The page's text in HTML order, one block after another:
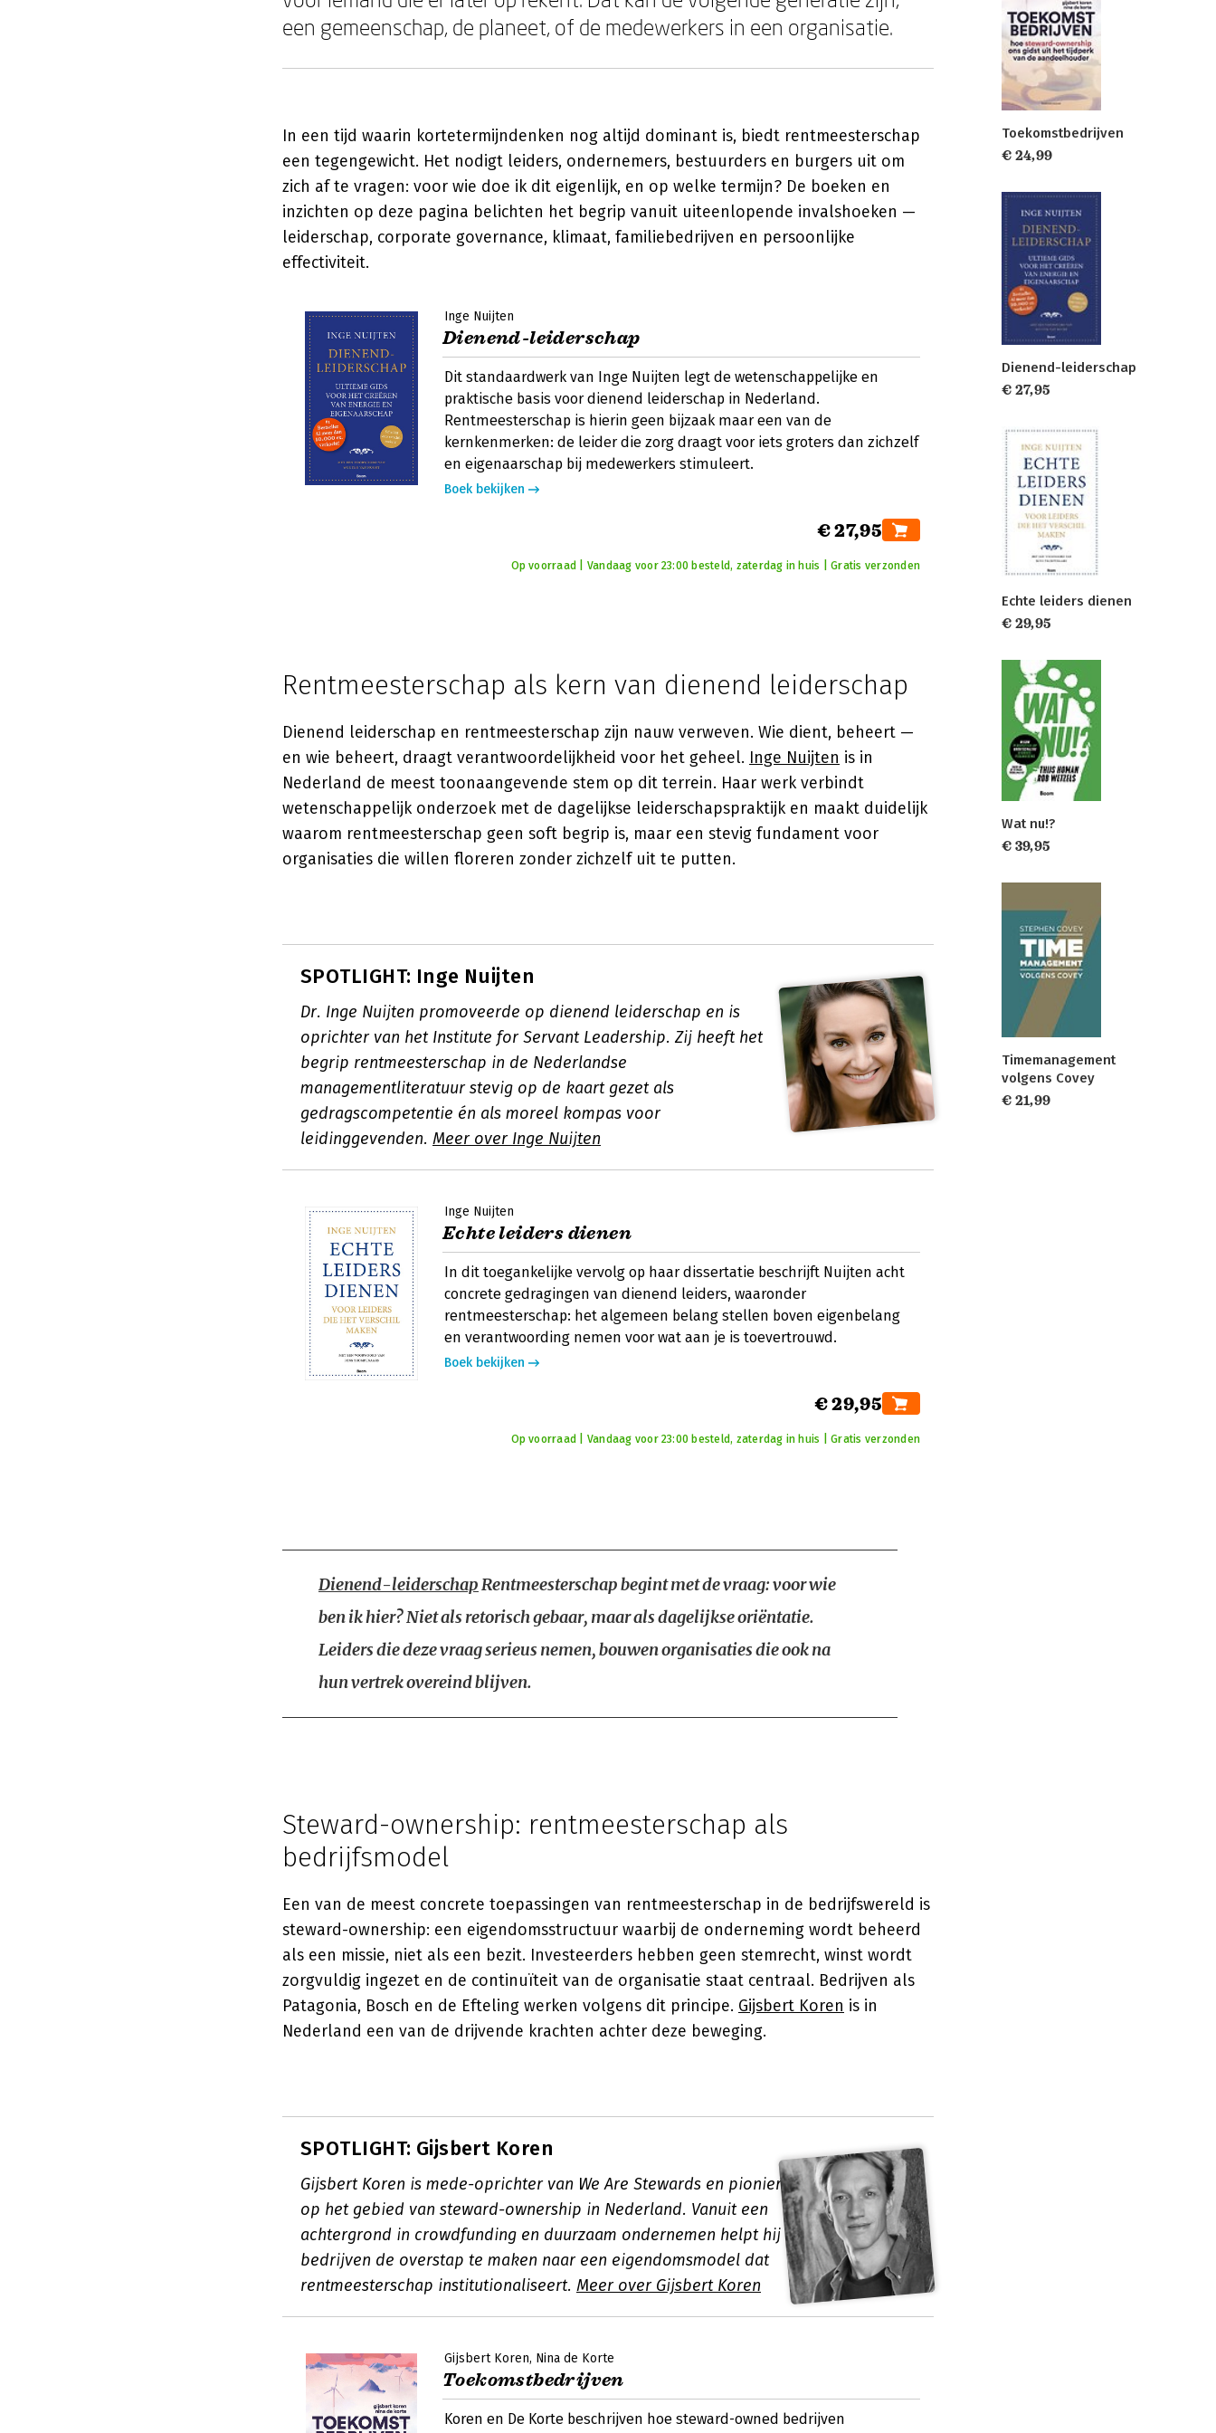
een gemeenschap, de planeet, of de medewerkers in een organisatie.
In een tijd waarin kortetermijndenken nog altijd dominant is, biedt rentmeesterschap
een tegengewicht. Het nodigt leiders, ondernemers, bestuurders en burgers uit om
zich af te vragen: voor wie doe ik dit eigenlijk, en op welke termijn? De boeken en
inzichten op deze pagina belichten het begrip vanuit uiteenlopende invalshoeken —
leiderschap, corporate governance, klimaat, familiebedrijven en persoonlijke
effectiviteit.
Inge Nuijten
Dienend-leiderschap
Dit standaardwerk van Inge Nuijten legt de wetenschappelijke en
praktische basis voor dienend leiderschap in Nederland.
Rentmeesterschap is hierin geen bijzaak maar een van de
kernkenmerken: de leider die zorg draagt voor iets groters dan zichzelf
en eigenaarschap bij medewerkers stimuleert.
Boek bekijken
€ 27,95
Op voorraad | Vandaag voor 23:00 besteld, zaterdag in huis | Gratis verzonden
Rentmeesterschap als kern van dienend leiderschap
Dienend leiderschap en rentmeesterschap zijn nauw verweven. Wie dient, beheert —
en wie beheert, draagt verantwoordelijkheid voor het geheel. Inge Nuijten is in
Nederland de meest toonaangevende stem op dit terrein. Haar werk verbindt
wetenschappelijk onderzoek met de dagelijkse leiderschapspraktijk en maakt duidelijk
waarom rentmeesterschap geen soft begrip is, maar een stevig fundament voor
organisaties die willen floreren zonder zichzelf uit te putten.
SPOTLIGHT: Inge Nuijten
Dr. Inge Nuijten promoveerde op dienend leiderschap en is
oprichter van het Institute for Servant Leadership. Zij heeft het
begrip rentmeesterschap in de Nederlandse
managementliteratuur stevig op de kaart gezet als
gedragscompetentie én als moreel kompas voor
leidinggevenden. Meer over Inge Nuijten
Inge Nuijten
Echte leiders dienen
In dit toegankelijke vervolg op haar dissertatie beschrijft Nuijten acht
concrete gedragingen van dienend leiders, waaronder
rentmeesterschap: het algemeen belang stellen boven eigenbelang
en verantwoording nemen voor wat aan je is toevertrouwd.
Boek bekijken
€ 29,95
Op voorraad | Vandaag voor 23:00 besteld, zaterdag in huis | Gratis verzonden
Dienend-leiderschapRentmeesterschap begint met de vraag: voor wie
ben ik hier? Niet als retorisch gebaar, maar als dagelijkse oriëntatie.
Leiders die deze vraag serieus nemen, bouwen organisaties die ook na
hun vertrek overeind blijven.
Steward-ownership: rentmeesterschap als
bedrijfsmodel
Een van de meest concrete toepassingen van rentmeesterschap in de bedrijfswereld is
steward-ownership: een eigendomsstructuur waarbij de onderneming wordt beheerd
als een missie, niet als een bezit. Investeerders hebben geen stemrecht, winst wordt
zorgvuldig ingezet en de continuïteit van de organisatie staat centraal. Bedrijven als
Patagonia, Bosch en de Efteling werken volgens dit principe. Gijsbert Koren is in
Nederland een van de drijvende krachten achter deze beweging.
SPOTLIGHT: Gijsbert Koren
Gijsbert Koren is mede-oprichter van We Are Stewards en pionier
op het gebied van steward-ownership in Nederland. Vanuit een
achtergrond in crowdfunding en duurzaam ondernemen helpt hij
bedrijven de overstap te maken naar een eigendomsmodel dat
rentmeesterschap institutionaliseert. Meer over Gijsbert Koren
Gijsbert Koren Nina de Korte
Toekomstbedrijven
Koren en De Korte beschrijven hoe steward-owned bedrijven
Toekomstbedrijven
€ 24,99
Dienend-leiderschap
€ 27,95
Echte leiders dienen
€ 29,95
Wat nu!?
€ 39,95
Timemanagement
volgens Covey
€ 21,99